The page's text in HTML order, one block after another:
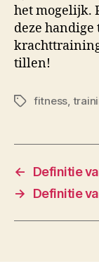
het mogelijk.
deze
tillen!
Tagsfitness,
←
Definitie
→
Definitie